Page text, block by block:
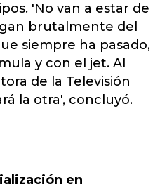
'No van a estar de
brutalmente del
siempre ha pasado,
y con el jet. Al
de la Televisión
la otra', concluyó.
en